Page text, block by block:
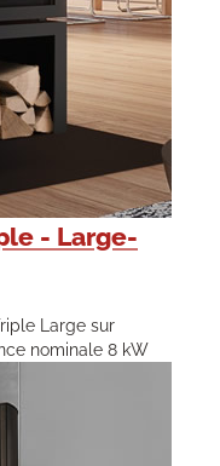
- Large-
Large sur
nominale 8 kW